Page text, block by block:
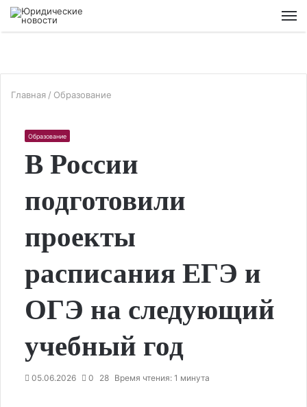
Главная / Образование
Образование
В России
подготовили
проекты
расписания ЕГЭ и
ОГЭ на следующий
учебный год
05.06.2026 0 28 Время чтения: 1 минута